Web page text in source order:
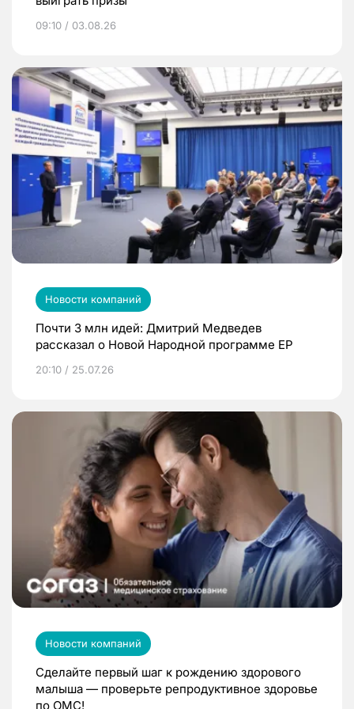
09:10 / 03.08.26
Новости компаний
Почти 3 млн идей: Дмитрий Медведев
рассказал о Новой Народной программе ЕР
20:10 / 25.07.26
Новости компаний
Сделайте первый шаг к рождению здорового
малыша — проверьте репродуктивное здоровье
по ОМС!